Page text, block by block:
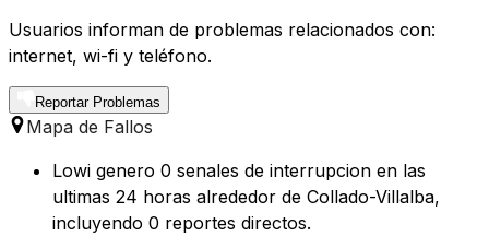
Usuarios informan de problemas relacionados con:
internet, wi-fi y teléfono.
Reportar Problemas
Mapa de Fallos
Lowi genero 0 senales de interrupcion en las
ultimas 24 horas alrededor de Collado-Villalba,
incluyendo 0 reportes directos.